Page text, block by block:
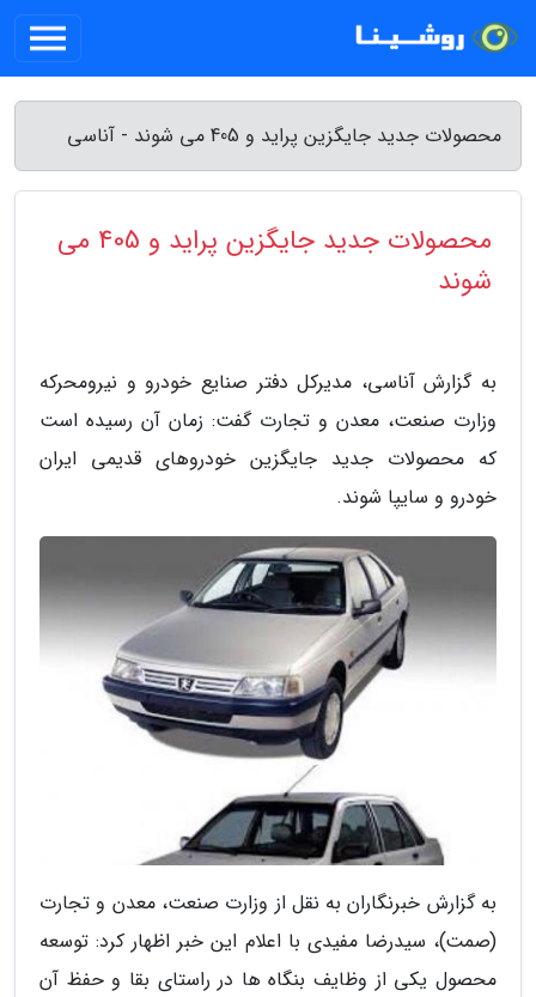
محصولات جدید جایگزین پراید و 405 می شوند - آناسی
محصولات جدید جایگزین پراید و 405 می
شوند
به گزارش آناسی، مدیرکل دفتر صنایع خودرو و نیرومحرکه
وزارت صنعت، معدن و تجارت گفت: زمان آن رسیده است
که محصولات جدید جایگزین خودروهای قدیمی ایران
خودرو و سایپا شوند.
به گزارش خبرنگاران به نقل از وزارت صنعت، معدن و تجارت
(صمت)، سیدرضا مفیدی با اعلام این خبر اظهار کرد: توسعه
محصول یکی از وظایف بنگاه ها در راستای بقا و حفظ آن